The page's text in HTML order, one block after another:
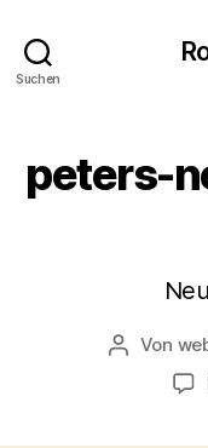
Suchen
peters-
Von